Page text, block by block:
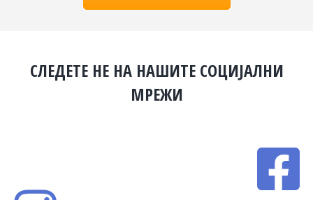
СЛЕДЕТЕ НЕ НА НАШИТЕ СОЦИЈАЛНИ
МРЕЖИ